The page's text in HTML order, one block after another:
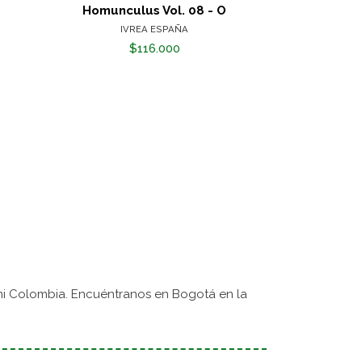
Homunculus Vol. 08 - O
IVREA ESPAÑA
$116.000
Colombia. Encuéntranos en Bogotá en la